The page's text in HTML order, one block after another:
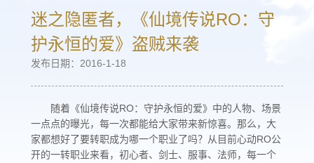
冒险旅程
迷之隐匿者，《仙境传说RO：守
护永恒的爱》盗贼来袭
发布日期：2016-1-18
随着《仙境传说RO：守护永恒的爱》中的人物、场景
一点点的曝光，每一次都能给大家带来新惊喜。那么，大
家都想好了要转职成为哪一个职业了吗？从目前心动RO公
开的一转职业来看，初心者、剑士、服事、法师，每一个